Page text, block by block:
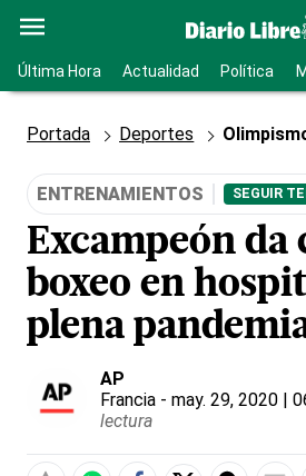
Última Hora Actualidad Política
Portada Deportes
ENTRENAMIENTOS SEGUIR
Excampeón da
boxeo en
plena
AP
Francia - may. 29, 2020 |
lectura